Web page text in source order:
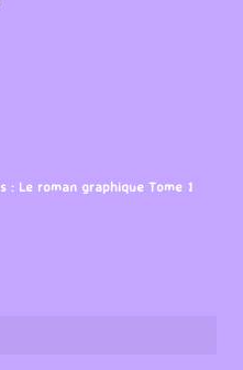
: Le roman graphique Tome 1